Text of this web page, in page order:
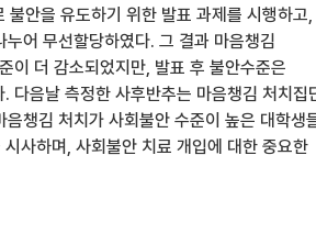
안을 유도하기 위한 발표 과제를 시행하고,
어 무선할당하였다. 그 결과 마음챙김
이 더 감소되었지만, 발표 후 불안수준은
다음날 측정한 사후반추는 마음챙김 처치집
챙김 처치가 사회불안 수준이 높은 대학생
사하며, 사회불안 치료 개입에 대한 중요한